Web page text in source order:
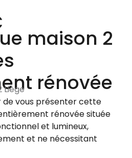
maison 2
rénovée
Liège
de vous présenter cette
rénovée située
et lumineux,
et ne nécessitant